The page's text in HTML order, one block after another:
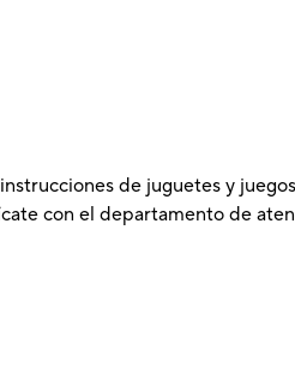
de juguetes y
con el departamento de